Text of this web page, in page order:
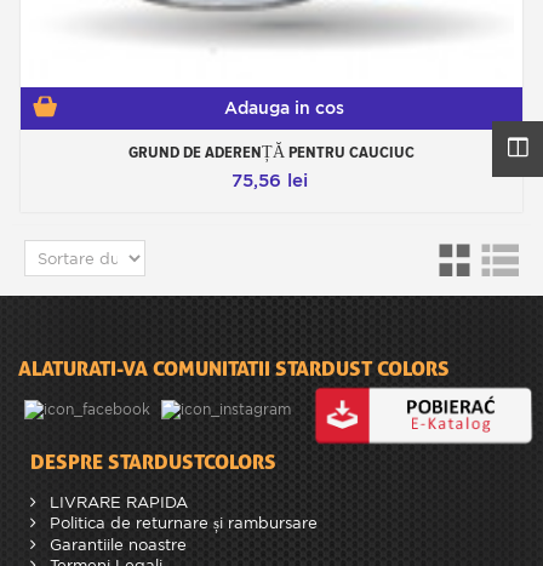
Luciul este creat de lac, dezvăluie sclipici și
îmbunătățește culorile.
Lacul este un strat superior care protejează
de dinții de pește.
Stardust oferă o gamă largă de soluții de lăcuire
de la rășini epoxidice, la lacuri pe bază de apă, la
lacuri pentru corp.
Adauga in cos
GRUND DE ADERENȚĂ PENTRU CAUCIUC
75,56 lei
ALATURATI-VA COMUNITATII STARDUST COLORS
DESPRE STARDUSTCOLORS
LIVRARE RAPIDA
Politica de returnare și rambursare
Garantiile noastre